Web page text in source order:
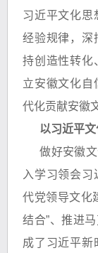
习近平文化思
经验规律，深
持创造性转化
立安徽文化自
代化贡献安徽
以习近平
做好安徽
入学习领会
代党领导文化
结合”、推进
成了习近平新